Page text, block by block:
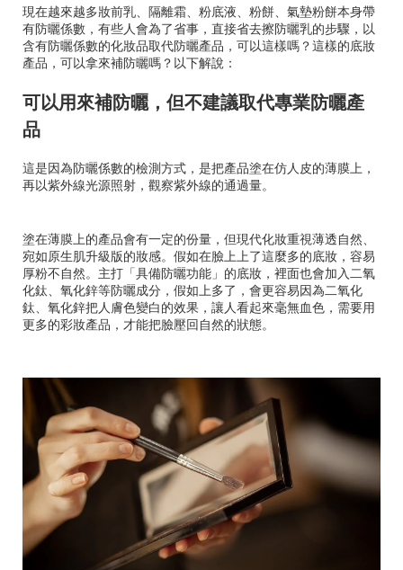
現在越來越多妝前乳、隔離霜、粉底液、粉餅、氣墊粉餅本身帶
有防曬係數，有些人會為了省事，直接省去擦防曬乳的步驟，以
含有防曬係數的化妝品取代防曬產品，可以這樣嗎？這樣的底妝
產品，可以拿來補防曬嗎？以下解說：
可以用來補防曬，但不建議取代專業防曬產
品
這是因為防曬係數的檢測方式，是把產品塗在仿人皮的薄膜上，
再以紫外線光源照射，觀察紫外線的通過量。
塗在薄膜上的產品會有一定的份量，但現代化妝重視薄透自然、
宛如原生肌升級版的妝感。假如在臉上上了這麼多的底妝，容易
厚粉不自然。主打「具備防曬功能」的底妝，裡面也會加入二氧
化鈦、氧化鋅等防曬成分，假如上多了，會更容易因為二氧化
鈦、氧化鋅把人膚色變白的效果，讓人看起來毫無血色，需要用
更多的彩妝產品，才能把臉壓回自然的狀態。